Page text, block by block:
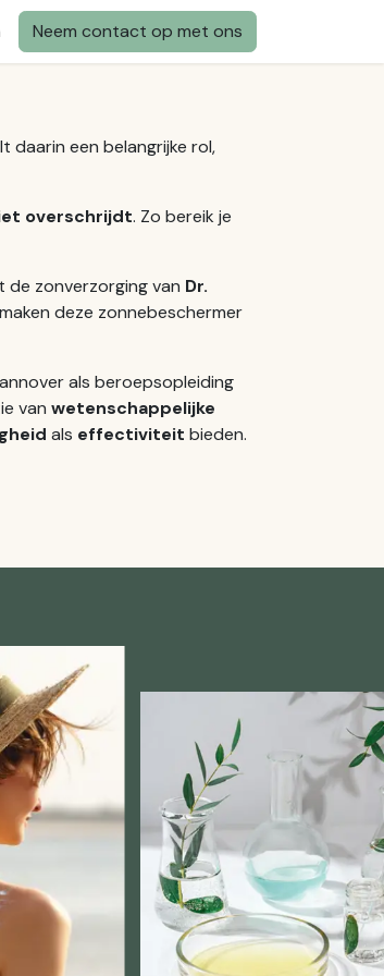
Neem contact op met ons
daarin een belangrijke rol,
overschrijdt. Zo bereik je
de zonverzorging van Dr.
deze zonnebeschermer
als beroepsopleiding
van wetenschappelijke
als effectiviteit bieden.